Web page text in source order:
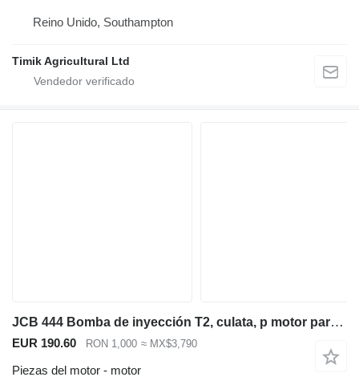
Reino Unido, Southampton
Timik Agricultural Ltd
JCB 444 Bomba de inyección T2, culata, p motor para JCB 3CX retroexcavadora
EUR 190.60 RON 1,000 ≈ MX$3,790
Piezas del motor - motor